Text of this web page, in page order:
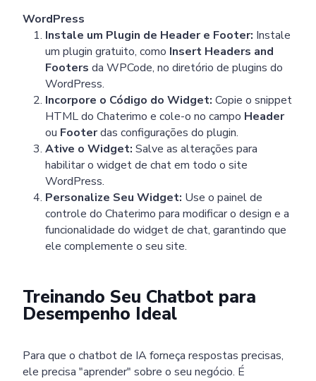
WordPress
Instale um Plugin de Header e Footer: Instale
um plugin gratuito, como Insert Headers and
Footers da WPCode, no diretório de plugins do
WordPress.
Incorpore o Código do Widget: Copie o snippet
HTML do Chaterimo e cole-o no campo Header
ou Footerdas configurações do plugin.
Ative o Widget: Salve as alterações para
habilitar o widget de chat em todo o site
WordPress.
Personalize Seu Widget: Use o painel de
controle do Chaterimo para modificar o design e a
funcionalidade do widget de chat, garantindo que
ele complemente o seu site.
Treinando Seu Chatbot para
Desempenho Ideal
Para que o chatbot de IA forneça respostas precisas,
ele precisa "aprender" sobre o seu negócio. É